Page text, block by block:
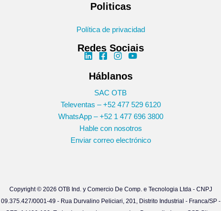
Politicas
Política de privacidad
Redes Sociais
Háblanos
SAC OTB
Televentas – +52 477 529 6120
WhatsApp – +52 1 477 696 3800
Hable con nosotros
Enviar correo electrónico
Copyright © 2026 OTB Ind. y Comercio De Comp. e Tecnologia Ltda - CNPJ
09.375.427/0001-49 - Rua Durvalino Peliciari, 201, Distrito Industrial - Franca/SP -